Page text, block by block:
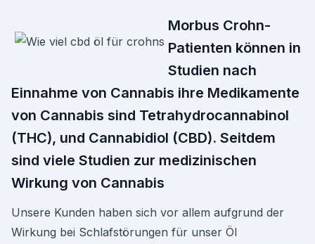
Morbus Crohn-
Patienten können in
Studien nach
Einnahme von Cannabis ihre Medikamente
von Cannabis sind Tetrahydrocannabinol
(THC), und Cannabidiol (CBD). Seitdem
sind viele Studien zur medizinischen
Wirkung von Cannabis
Unsere Kunden haben sich vor allem aufgrund der
Wirkung bei Schlafstörungen für unser Öl